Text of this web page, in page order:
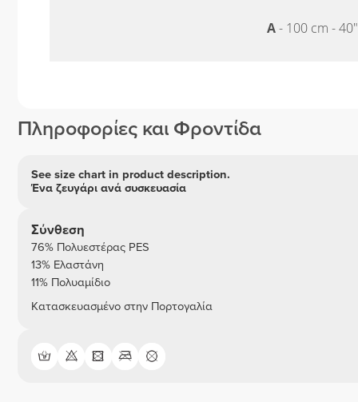
A- 100 cm - 40"
Πληροφορίες και Φροντίδα
See size chart in product description.
Ένα ζευγάρι ανά συσκευασία
Σύνθεση
76% Πολυεστέρας PES
13% Ελαστάνη
11% Πολυαμίδιο
Κατασκευασμένο στην Πορτογαλία